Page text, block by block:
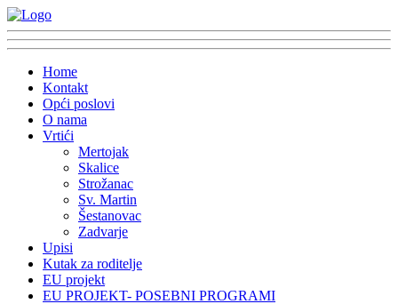
Home
Kontakt
Opći poslovi
O nama
Vrtići
Mertojak
Skalice
Strožanac
Sv. Martin
Šestanovac
Zadvarje
Upisi
Kutak za roditelje
EU projekt
EU PROJEKT- POSEBNI PROGRAMI